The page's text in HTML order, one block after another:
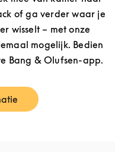
of ga verder waar je
wisselt – met onze
mogelijk. Bedien
Bang & Olufsen-app.
in New Tab